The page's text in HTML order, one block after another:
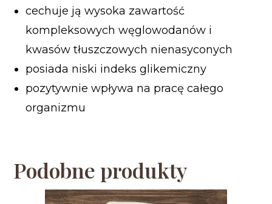
cechuje ją wysoka zawartość
kompleksowych węglowodanów i
kwasów tłuszczowych nienasyconych
posiada niski indeks glikemiczny
pozytywnie wpływa na pracę całego
organizmu
Podobne produkty